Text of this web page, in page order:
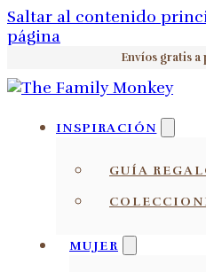
Saltar al contenido
página
Envíos gratis
INSPIRACIÓN
GUÍA
MUJER